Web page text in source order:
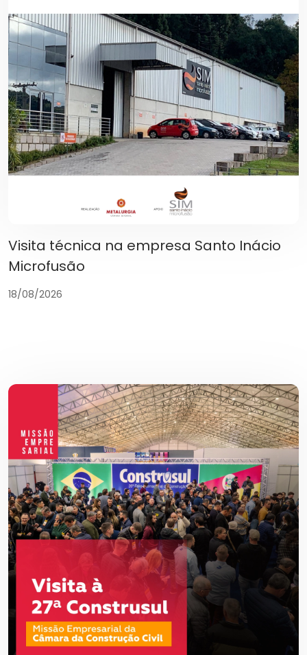
Visita técnica na empresa Santo Inácio
Microfusão
18/08/2026